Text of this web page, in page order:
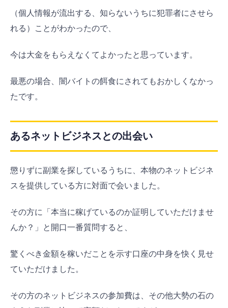
（個人情報が流出する、知らないうちに犯罪者にさせら
れる）ことがわかったので、
今は大金をもらえなくてよかったと思っています。
最悪の場合、闇バイトの餌食にされてもおかしくなかっ
たです。
あるネットビジネスとの出会い
懲りずに副業を探しているうちに、本物のネットビジネ
スを提供している方に対面で会いました。
その方に「本当に稼げているのか証明していただけませ
んか？」と開口一番質問すると、
驚くべき金額を稼いだことを示す口座の中身を快く見せ
ていただけました。
その方のネットビジネスの参加費は、その他大勢の石の